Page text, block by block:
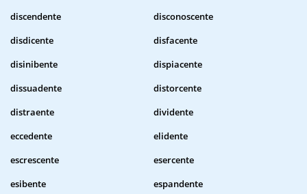
discendente
disconoscente
disdicente
disfacente
disinibente
dispiacente
dissuadente
distorcente
distraente
dividente
eccedente
elidente
escrescente
esercente
esibente
espandente